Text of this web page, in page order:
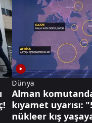
Dünya
Alman
kıyamet uyarısı:
nükleer kış